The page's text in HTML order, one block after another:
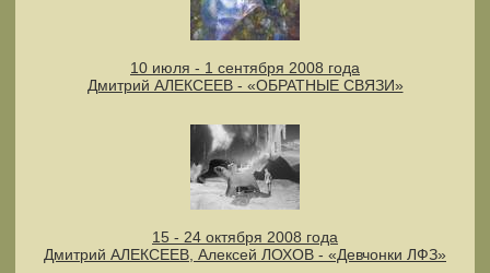
10 июля - 1 сентября 2008 года
Дмитрий АЛЕКСЕЕВ - «ОБРАТНЫЕ СВЯЗИ»
15 - 24 октября 2008 года
Дмитрий АЛЕКСЕЕВ, Алексей ЛОХОВ - «Девчонки ЛФЗ»